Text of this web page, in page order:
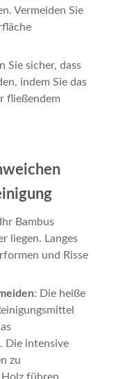
Vermeiden Sie
Sie sicher, dass
indem Sie das
fließendem
Bambus
liegen. Langes
und Risse
: Die heiße
Die intensive
zu